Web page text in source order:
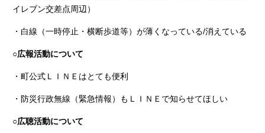
イレブン交差点周辺）
・白線（一時停止・横断歩道等）が薄くなっている/消えている
○広報活動について
・町公式ＬＩＮＥはとても便利
・防災行政無線（緊急情報）もＬＩＮＥで知らせてほしい
○広聴活動について